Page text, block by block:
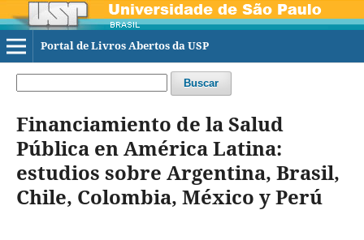
Portal de Livros Abertos da USP
Buscar
Financiamiento de la Salud
Pública en América Latina:
estudios sobre Argentina, Brasil,
Chile, Colombia, México y Perú